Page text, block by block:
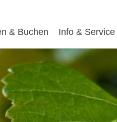
& Buchen Info & Service